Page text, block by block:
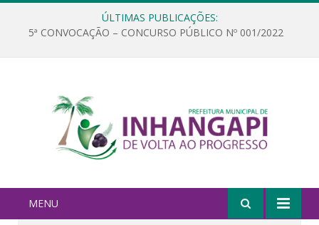
ÚLTIMAS PUBLICAÇÕES:
5ª CONVOCAÇÃO – CONCURSO PÚBLICO Nº 001/2022
MENU